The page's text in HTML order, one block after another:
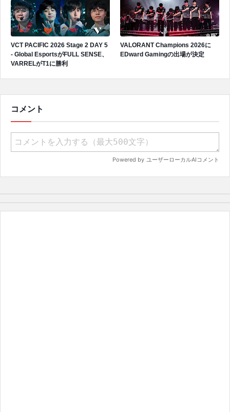
VCT PACIFIC 2026 Stage 2 DAY 5
- Global EsportsがFULL SENSE、
VARRELがT1に勝利
VALORANT Champions 2026に
EDward Gamingの出場が決定
コメント